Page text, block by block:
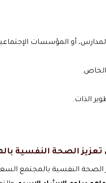
أو المؤسسات
الذات.
تعزيز الصحة النفسية
الصحة النفسية بالمجتمع